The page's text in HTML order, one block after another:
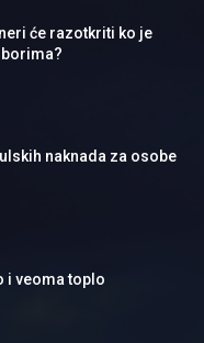
će razotkriti ko je
naknada za osobe
i veoma toplo